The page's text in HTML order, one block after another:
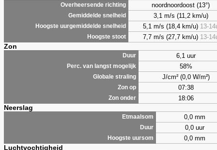
Overheersende richting noordnoordoost (13°)
Gemiddelde snelheid 3,1 m/s (11,2 km/u)
Hoogste uurgemiddelde snelheid 5,1 m/s (18,4 km/u) 13-
Hoogste stoot 7,7 m/s (27,7 km/u) 13-
Zon
Duur 6,1 uur
Perc. van langst mogelijk 58%
Globale straling J/cm² (0,0 W/m²)
Zon op 07:38
Zon onder 18:06
Neerslag
Etmaalsom 0,0 mm
Duur 0,0 uur
Hoogste uursom 0,0 mm
Luchtvochtigheid